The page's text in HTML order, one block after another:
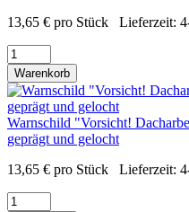
13,65 € pro Stück Lieferzeit:
Warenkorb
Warnschild "Vorsicht!
geprägt und gelocht
13,65 € pro Stück Lieferzeit: